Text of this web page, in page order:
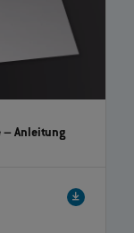
– Anleitung